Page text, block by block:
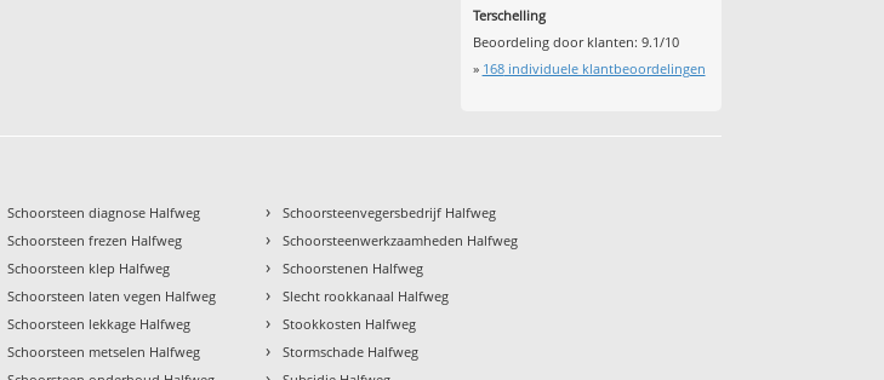
Terschelling
Beoordeling door klanten: 9.1/10
» 168individuele klantbeoordelingen
Schoorsteen diagnose Halfweg
Schoorsteen frezen Halfweg
Schoorsteen klep Halfweg
Schoorsteen laten vegen Halfweg
Schoorsteen lekkage Halfweg
Schoorsteen metselen Halfweg
› Schoorsteenvegersbedrijf Halfweg
› Schoorsteenwerkzaamheden Halfweg
› Schoorstenen Halfweg
› Slecht rookkanaal Halfweg
› Stookkosten Halfweg
› Stormschade Halfweg